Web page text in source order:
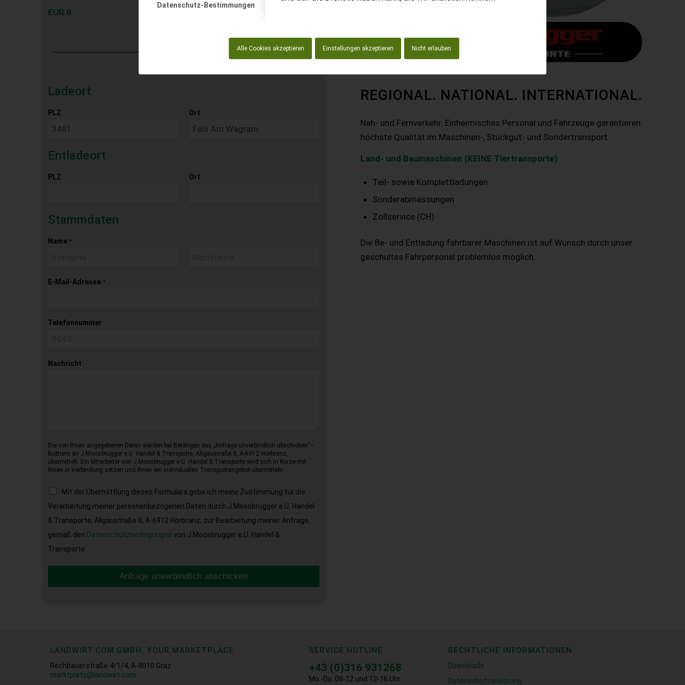
Datenschutz-Bestimmungen
Alle Cookies akzeptieren Einstellungen akzeptieren Nicht erlauben
EUR 0
Ladeort
PLZ Ort
Entladeort
PLZ Ort
Stammdaten
Name *
E-Mail-Adresse *
Telefonnummer
Nachricht
Die von Ihnen angegebenen Daten werden bei Betätigen des „Anfrage unverbindlich abschicken“–
Buttons an J.Moosbrugger e.U. Handel & Transporte, Allgäustraße 8, A-6912 Hörbranz,
übermittelt. Ein Mitarbeiter von J.Moosbrugger e.U. Handel & Transporte wird sich in Kürze mit
Ihnen in Verbindung setzen und Ihnen ein individuelles Transportangebot übermitteln.
Mit der Übermittlung dieses Formulars gebe ich meine Zustimmung für die
Verarbeitung meiner personenbezogenen Daten durch J.Moosbrugger e.U. Handel
& Transporte, Allgäustraße 8, A-6912 Hörbranz, zur Bearbeitung meiner Anfrage,
gemäß den Datenschutzbedingungen von J.Moosbrugger e.U. Handel &
Transporte.
Anfrage unverbindlich abschicken
REGIONAL. NATIONAL. INTERNATIONAL.
Nah- und Fernverkehr. Einheimisches Personal und Fahrzeuge garantieren
höchste Qualität im Maschinen-, Stückgut- und Sondertransport.
Land- und Baumaschinen (KEINE Tiertransporte)
Teil- sowie Komplettladungen
Sonderabmessungen
Zollservice (CH)
Die Be- und Entladung fahrbarer Maschinen ist auf Wunsch durch unser
geschultes Fahrpersonal problemlos möglich.
LANDWIRT.COM GMBH, YOUR MARKETPLACE
Rechbauerstraße 4/1/4, A-8010 Graz
marktplatz@landwirt.com
SERVICE HOTLINE
+43 (0)316 931268
Mo.-Do. 08-12 und 13-16 Uhr
RECHTLICHE INFORMATIONEN
Downloads
Datenschutzerklärung